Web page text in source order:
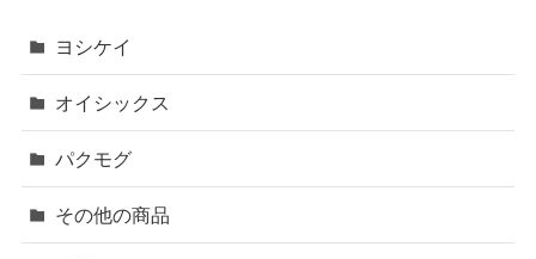
ヨシケイ
オイシックス
パクモグ
その他の商品